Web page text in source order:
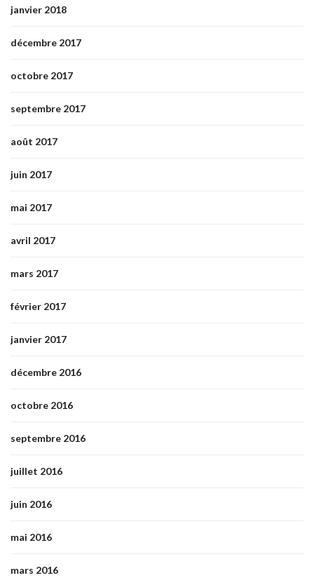
janvier 2018
décembre 2017
octobre 2017
septembre 2017
août 2017
juin 2017
mai 2017
avril 2017
mars 2017
février 2017
janvier 2017
décembre 2016
octobre 2016
septembre 2016
juillet 2016
juin 2016
mai 2016
mars 2016